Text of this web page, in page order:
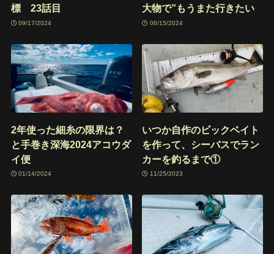
標 23話目
09/17/2024
大物で”もうまた行きたい
06/15/2024
2年使った細糸の限界は？
と手巻き深海2024アコウダ
イ便
01/14/2024
いつか自作のビックベイト
を作って、シーバスでラン
カーを釣るまで①
11/25/2023